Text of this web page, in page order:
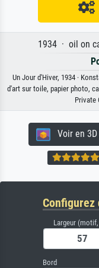
1934 · oil on
Un Jour d'Hiver, 1934 ·
d'art sur toile, papier photo,
Private
Voir en 3D
Configurez
Largeur
Bord